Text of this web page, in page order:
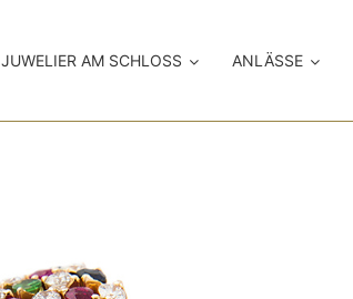
JUWELIER AM SCHLOSS ANLÄSSE